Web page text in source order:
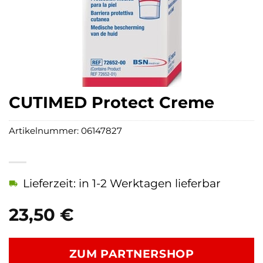
CUTIMED Protect Creme
23,50 €
Lieferzeit: in 1-2 Werktagen lieferbar
ZUM PARTNERSHOP
Artikelnummer: 06147827